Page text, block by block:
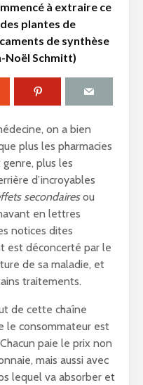
à extraire ce
plantes de
de synthèse
Noël Schmitt)
on a bien
plus les pharmacies
plus les
d’incroyables
secondairesou
en lettres
notices dites
est déconcerté par le
de sa maladie, et
traitements.
de cette chaîne
le consommateur est
paie le prix non
mais aussi avec
lequel va absorber et